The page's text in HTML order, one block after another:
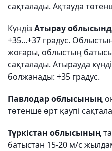
сақталады. Ақтауда
Күндіз Атырау
+35...+37 градус.
жоғары, облыстың
сақталады. Атырауда
болжанады: +35 градус.
Павлодар облысының
төтенше өрт қаупі
Түркістан облысының
батыстан 15-20 м/с